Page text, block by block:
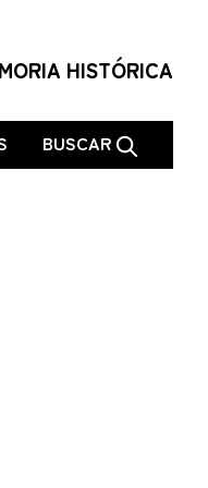
HISTÓRICA
BUSCAR